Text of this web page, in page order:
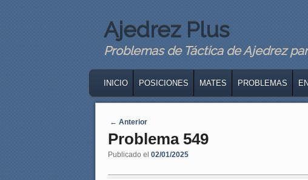
Ajedrez Plus
Problemas de Táctica de Ajedrez
SKIP TO PRIMARY CONTENT
SKIP TO SECONDARY CONTENT
INICIO POSICIONES MATES PROBLEMAS
Navegaci�n de entradas
← Anterior
Problema 549
Publicado el 02/01/2025